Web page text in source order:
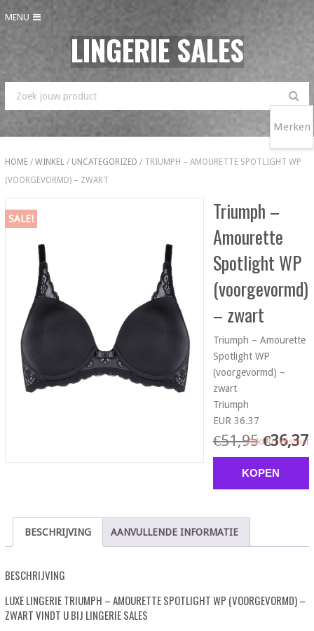
MENU
LINGERIE SALES
HOME/ WINKEL/ UNCATEGORIZED / TRIUMPH – AMOURETTE SPOTLIGHT WP
(VOORGEVORMD) – ZWART
SALE!
Triumph –
Amourette
Spotlight WP
(voorgevormd)
– zwart
Triumph – Amourette
Spotlight WP
(voorgevormd) –
zwart
Triumph
EUR 36.37
€51,95 €36,37
KOPEN
Add To Wishlist
BESCHRIJVING AANVULLENDE INFORMATIE
BESCHRIJVING
LUXE LINGERIE TRIUMPH – AMOURETTE SPOTLIGHT WP (VOORGEVORMD) –
ZWART VINDT U BIJ LINGERIE SALES
Merken